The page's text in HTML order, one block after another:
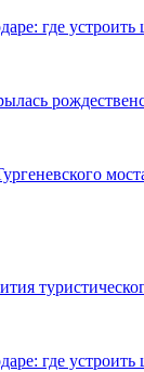
где
где